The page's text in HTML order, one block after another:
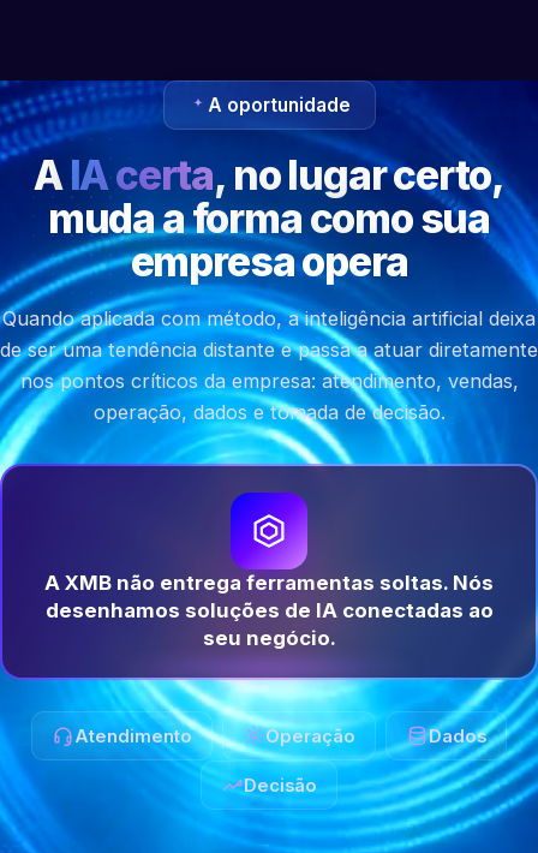
A oportunidade
AIA certa, no lugar certo,
muda a forma como sua
empresa opera
Quando aplicada com método, a inteligência artificial deixa
de ser uma tendência distante e passa a atuar diretamente
nos pontos críticos da empresa: atendimento, vendas,
operação, dados e tomada de decisão.
A XMB não entrega ferramentas soltas. Nós
desenhamos soluções de IA conectadas ao
seu negócio.
Atendimento Operação Dados
Decisão